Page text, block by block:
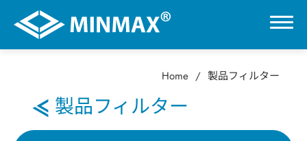
Home 製品フィルター
製品フィルター
0
VR展示ホール